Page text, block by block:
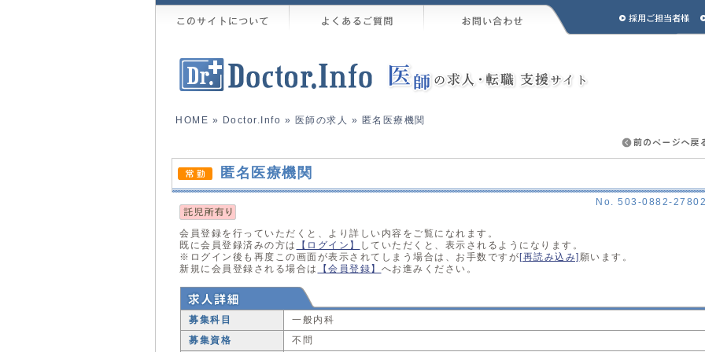
HOME » Doctor.Info » 医師の求人 » 匿名医療機関
匿名医療機関
No. 503-0882-
会員登録を行っていただくと、より詳しい内容をご覧になれます。
既に会員登録済みの方は
【ログイン】
していただくと、表示されるようになります。
※ログイン後も再度この画面が表示されてしまう場合は、お手数ですが [再読み込み] 願います。
新規に会員登録される場合は
【会員登録】 へお進みください。
募集科目
一般内科
募集資格
不問